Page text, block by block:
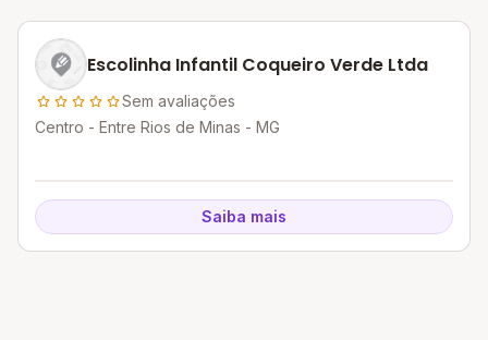
Escolinha Infantil Coqueiro Verde Ltda
Sem avaliações
Centro - Entre Rios de Minas - MG
Saiba mais